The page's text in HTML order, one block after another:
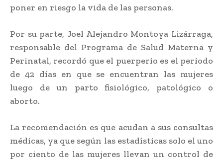
poner en riesgo la vida de las personas.
Por su parte, Joel Alejandro Montoya Lizárraga,
responsable del Programa de Salud Materna y
Perinatal, recordó que el puerperio es el periodo
de 42 días en que se encuentran las mujeres
luego de un parto fisiológico, patológico o
aborto.
La recomendación es que acudan a sus consultas
médicas, ya que según las estadísticas solo el uno
por ciento de las mujeres llevan un control de